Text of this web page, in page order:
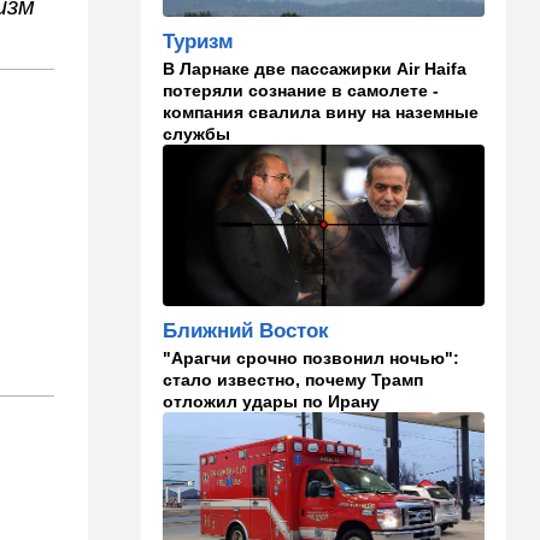
октября, работал в Газе
водителем грузовика
11:43 В мире
К программе "спасем
Россию" от топливного
кризиса присоединилась
еще одна страна
Израиль
В Эйлатский залив приплыл
необычный гость. ВИДЕО
10:36 Израиль
Три пожара за минуты в
Рамат-Гане: подозрение на
поджог
10:23 В мире
Разрази меня гром:
участника СВО поразила
Туризм
В Ларнаке две пассажирки Air Haifa
потеряли сознание в самолете -
компания свалила вину на наземные
службы
Ближний Восток
"Арагчи срочно позвонил ночью":
стало известно, почему Трамп
отложил удары по Ирану